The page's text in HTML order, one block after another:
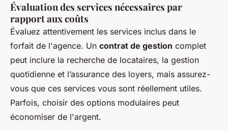
Évaluation des services nécessaires par
rapport aux coûts
Évaluez attentivement les services inclus dans le
forfait de l'agence. Un contrat de gestion complet
peut inclure la recherche de locataires, la gestion
quotidienne et l’assurance des loyers, mais assurez-
vous que ces services vous sont réellement utiles.
Parfois, choisir des options modulaires peut
économiser de l'argent.